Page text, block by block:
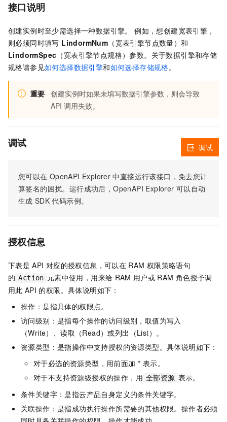
接口说明
创建实例时至少需选择一种数据引擎。 例如，想创建宽表引擎，
则必须同时填写 LindormNum （宽表引擎节点数量）和
LindormSpec （宽表引擎节点规格）参数。关于数据引擎和存储
规格请参见如何选择数据引擎和如何选择存储规格。
重要 创建实例时如果未填写数据引擎参数，则会导致
API 调用失败。
调试
您可以在 OpenAPI Explorer 中直接运行该接口，免去您计
算签名的困扰。运行成功后，OpenAPI Explorer 可以自动
生成 SDK 代码示例。
调试
授权信息
下表是 API 对应的授权信息，可以在 RAM 权限策略语句
的 Action 元素中使用，用来给 RAM 用户或 RAM 角色授予调
用此 API 的权限。具体说明如下：
操作：是指具体的权限点。
访问级别：是指每个操作的访问级别，取值为写入
（Write）、读取（Read）或列出（List）。
资源类型：是指操作中支持授权的资源类型。具体说明如下：
对于必选的资源类型，用前面加 * 表示。
对于不支持资源级授权的操作，用 全部资源 表示。
条件关键字：是指云产品自身定义的条件关键字。
关联操作：是指成功执行操作所需要的其他权限。操作者必须